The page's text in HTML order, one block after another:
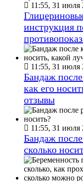
11:55, 31 июля
инструкция
11:55, 31 июля
Бандаж
как его
отзывы
11:55, 31 июля
Бандаж
сколько